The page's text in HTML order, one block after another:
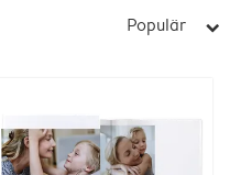
Populär arrow_right